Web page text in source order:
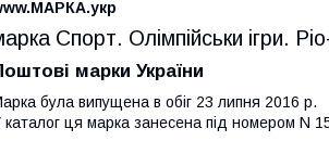
Спорт. Олімпійськи ігри.
марки України
була випущена в обіг 23 липня 2016 р.
каталог ця марка занесена під номером N